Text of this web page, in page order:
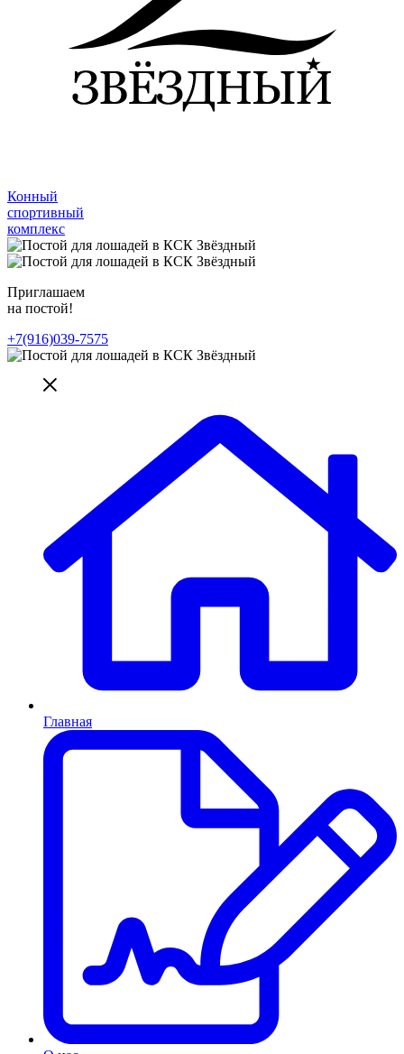
Конный
спортивный
комплекс
Приглашаем
на постой!
+7(916)039-7575
Главная